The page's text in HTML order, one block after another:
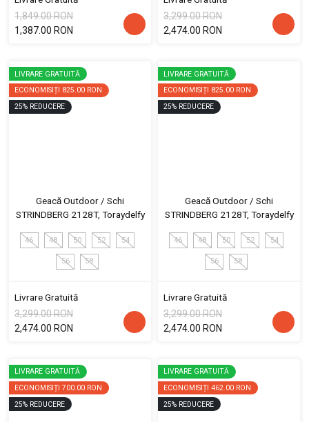
1,849.00 RON
1,387.00 RON
3,299.00 RON
2,474.00 RON
LIVRARE GRATUITĂ
ECONOMISIȚI 825.00 RON
25% REDUCERE
Geacă Outdoor / Schi
STRINDBERG 2128T, Toraydelfy
46 48 50 52 54
56 58
Livrare Gratuită
3,299.00 RON
2,474.00 RON
LIVRARE GRATUITĂ
ECONOMISIȚI 825.00 RON
25% REDUCERE
Geacă Outdoor / Schi
STRINDBERG 2128T, Toraydelfy
46 48 50 52 54
56 58
Livrare Gratuită
3,299.00 RON
2,474.00 RON
LIVRARE GRATUITĂ
ECONOMISIȚI 700.00 RON
25% REDUCERE
LIVRARE GRATUITĂ
ECONOMISIȚI 462.00 RON
25% REDUCERE